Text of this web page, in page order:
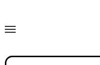
content